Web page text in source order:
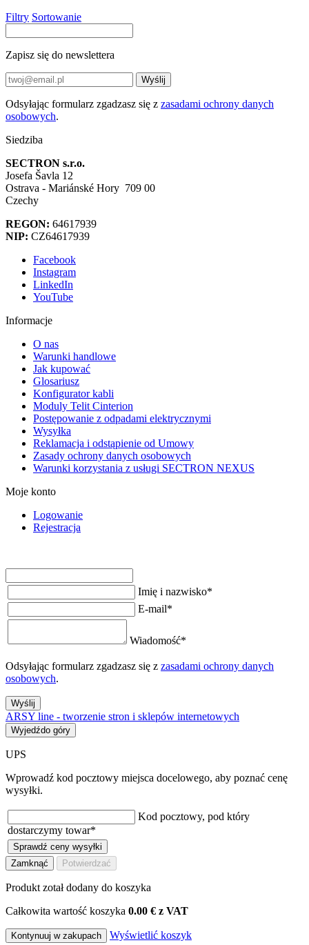
Filtry Sortowanie
Zapisz się do newslettera
Wyślij
Odsyłając formularz zgadzasz się z zasadami ochrony danych
osobowych.
Siedziba
SECTRON s.r.o.
Josefa Šavla 12
Ostrava - Mariánské Hory 709 00
Czechy
REGON: 64617939
NIP: CZ64617939
Facebook
Instagram
LinkedIn
YouTube
Informacje
O nas
Warunki handlowe
Jak kupować
Glosariusz
Konfigurator kabli
Moduly Telit Cinterion
Postępowanie z odpadami elektrycznymi
Wysyłka
Reklamacja i odstąpienie od Umowy
Zasady ochrony danych osobowych
Warunki korzystania z usługi SECTRON NEXUS
Moje konto
Logowanie
Rejestracja
Imię i nazwisko*
E-mail*
Wiadomość*
Odsyłając formularz zgadzasz się z zasadami ochrony danych
osobowych.
Wyślij
ARSY line - tworzenie stron i sklepów internetowych
Wyjedźdo góry
UPS
Wprowadź kod pocztowy miejsca docelowego, aby poznać cenę
wysyłki.
Kod pocztowy, pod który
dostarczymy towar*
Sprawdź ceny wysyłki
Zamknąć
Potwierdzać
Produkt zotał dodany do koszyka
Całkowita wartość koszyka 0.00 € z VAT
Kontynuuj w zakupach Wyświetlić koszyk